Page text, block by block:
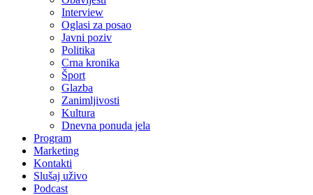
Interview
Oglasi za posao
Javni poziv
Politika
Crna kronika
Šport
Glazba
Zanimljivosti
Kultura
Dnevna ponuda jela
Program
Marketing
Kontakti
Slušaj uživo
Podcast